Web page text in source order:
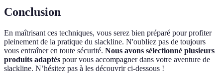
Conclusion
En maîtrisant ces techniques, vous serez bien préparé pour profiter
pleinement de la pratique du slackline. N'oubliez pas de toujours
vous entraîner en toute sécurité. Nous avons sélectionné plusieurs
produits adaptés pour vous accompagner dans votre aventure de
slackline. N’hésitez pas à les découvrir ci-dessous !